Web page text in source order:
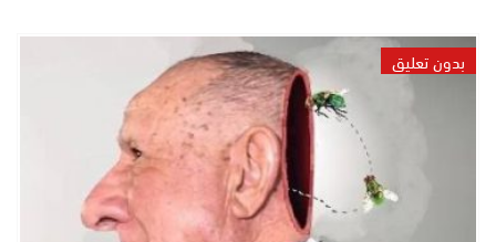
بدون تعليق